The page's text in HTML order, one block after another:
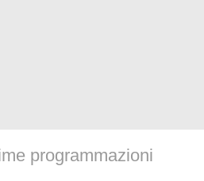
programmazioni